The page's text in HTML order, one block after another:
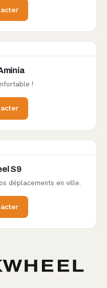
!
S9
déplacements en ville.